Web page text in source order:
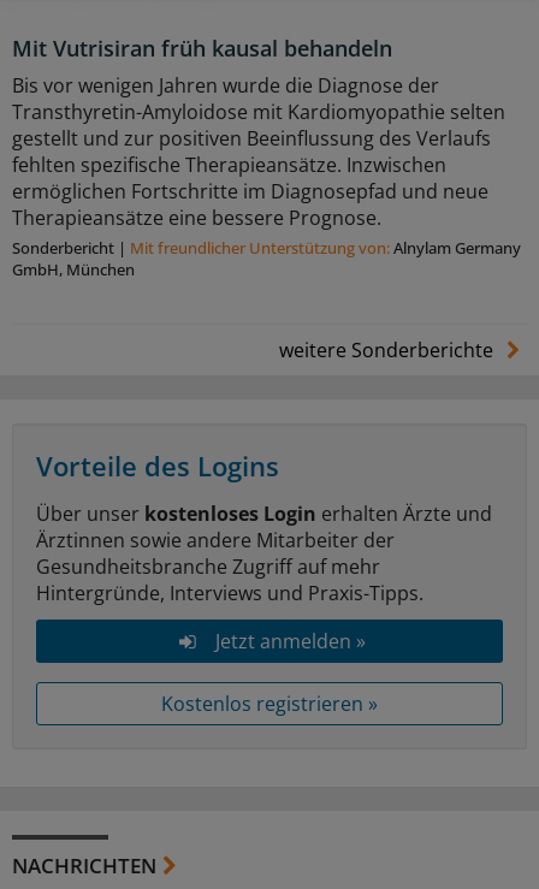
Mit Vutrisiran früh kausal behandeln
Bis vor wenigen Jahren wurde die Diagnose der
Transthyretin-Amyloidose mit Kardiomyopathie selten
gestellt und zur positiven Beeinflussung des Verlaufs
fehlten spezifische Therapieansätze. Inzwischen
ermöglichen Fortschritte im Diagnosepfad und neue
Therapieansätze eine bessere Prognose.
Sonderbericht | Mit freundlicher Unterstützung von:Alnylam Germany
GmbH, München
weitere Sonderberichte
Vorteile des Logins
Über unser kostenloses Login erhalten Ärzte und
Ärztinnen sowie andere Mitarbeiter der
Gesundheitsbranche Zugriff auf mehr
Hintergründe, Interviews und Praxis-Tipps.
Jetzt anmelden »
Kostenlos registrieren »
NACHRICHTEN